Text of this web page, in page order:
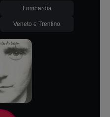
Lombardia
Veneto e Trentino